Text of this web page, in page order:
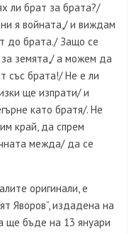
ли брат за брата?/
я войната,/ и виждам
до брата./ Защо се
за земята,/ а можем да
със брата!/ Не е ли
ще изпрати/ и
като братя/. Не
край, да спрем
межда/ да се
оригинали, е
Яворов“, издадена на
ще бъде на 13 януари